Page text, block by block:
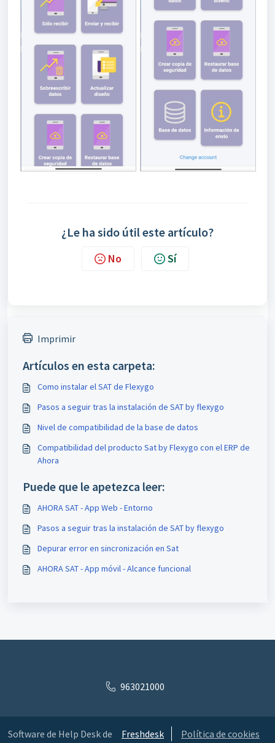
¿Le ha sido útil este artículo?
No Sí
Imprimir
Artículos en esta carpeta:
Como instalar el SAT de Flexygo
Pasos a seguir tras la instalación de SAT by flexygo
Nivel de compatibilidad de la base de datos
Compatibilidad del producto Sat by Flexygo con el ERP de
Ahora
Puede que le apetezca leer:
AHORA SAT - App Web - Entorno
Pasos a seguir tras la instalación de SAT by flexygo
Depurar error en sincronización en Sat
AHORA SAT - App móvil - Alcance funcional
963021000
Software de Help Desk de Freshdesk Política de cookies